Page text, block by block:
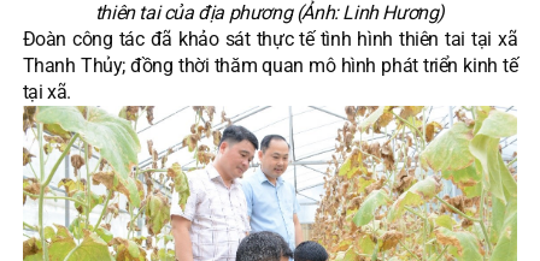
thiên tai của địa phương (Ảnh: Linh Hương)
Đoàn công tác đã khảo sát thực tế tình hình thiên tai tại xã
Thanh Thủy; đồng thời thăm quan mô hình phát triển kinh tế
tại xã.